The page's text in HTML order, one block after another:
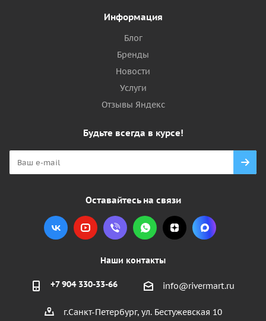
Информация
Блог
Бренды
Новости
Услуги
Отзывы Яндекс
Будьте всегда в курсе!
Оставайтесь на связи
Наши контакты
+7 904 330-33-66 info@rivermart.ru
г.Санкт-Петербург, ул. Бестужевская 10